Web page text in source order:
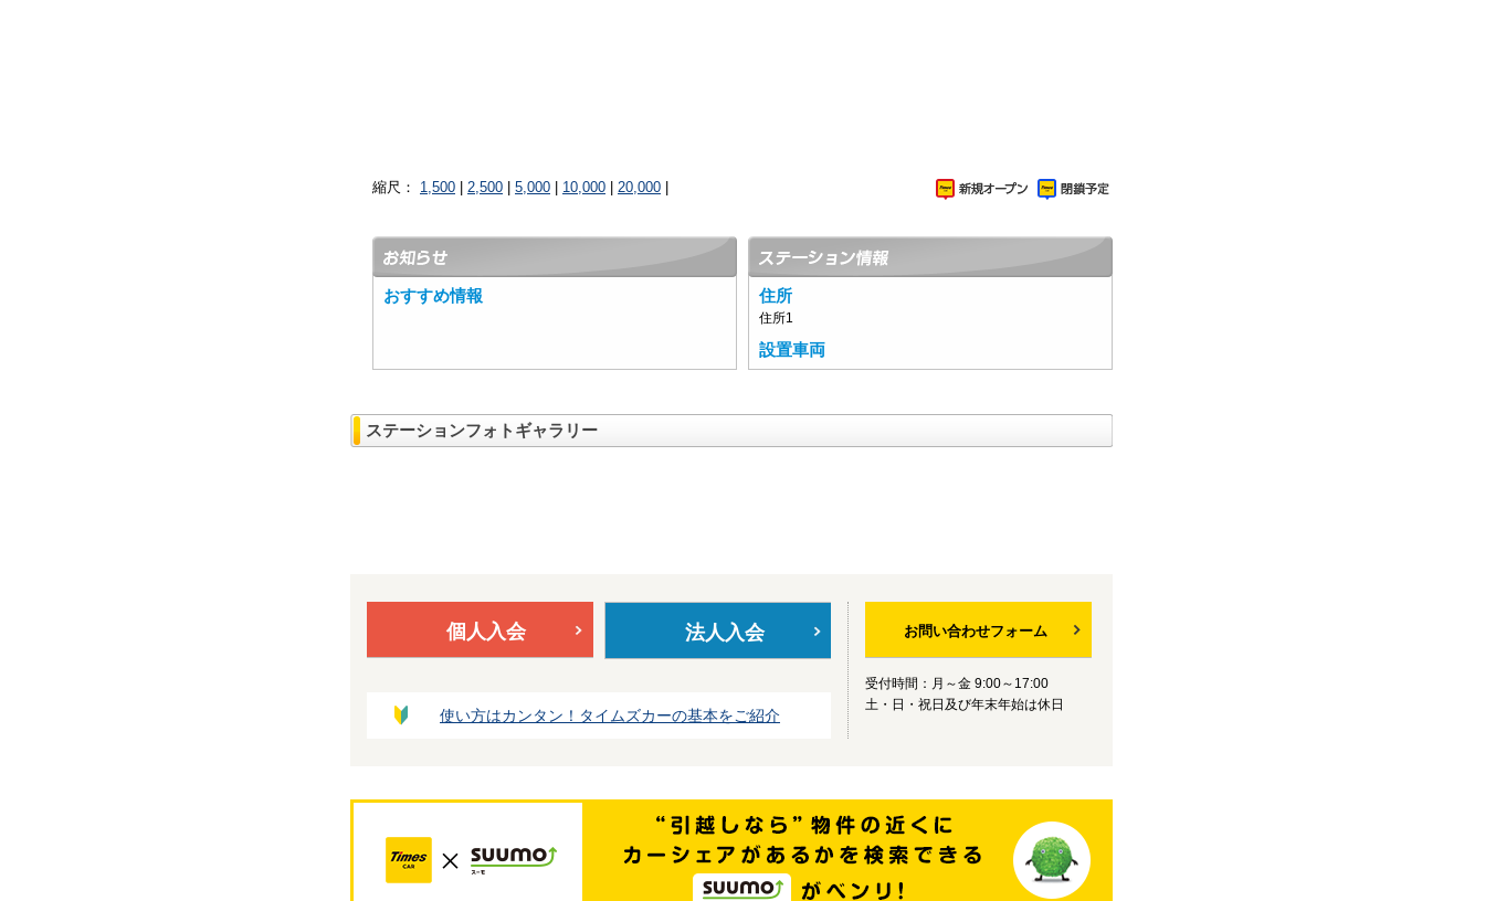
縮尺： 1,500 2,500 5,000 10,000 20,000
おすすめ情報 住所
住所1
設置車両
ステーションフォトギャラリー
個人入会 法人入会
使い方はカンタン！タイムズカーの基本をご紹介
お問い合わせフォーム
受付時間：月～金 9:00～17:00
土・日・祝日及び年末年始は休日